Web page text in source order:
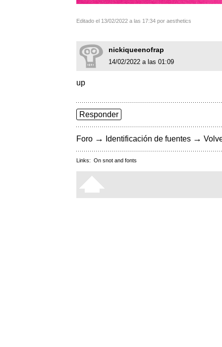
Editado el 13/02/2022 a las 17:34 por aesthetics
nickiqueenofrap
14/02/2022 a las 01:09
up
Responder
Foro → Identificación de fuentes →
Links: On snot and fonts